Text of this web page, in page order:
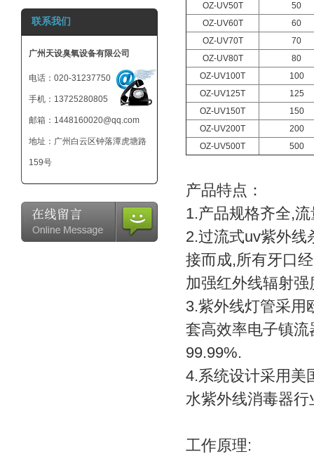
800mg 臭氧发生
外接12V电池
联系我们
广州天设臭氧设备有限公司
电话：020-31237750
手机：13725280805
邮箱：1448160020@qq.com
地址：广州白云区钟落潭虎塘路
159号
OZ-UV50T
50
OZ-UV60T
60
OZ-UV70T
70
OZ-UV80T
80
OZ-UV100T
100
OZ-UV125T
125
OZ-UV150T
150
OZ-UV200T
200
OZ-UV500T
500
产品特点：
1.产品规格齐全,
2.过流式uv紫外线
接而成,所有牙口
加强红外线辐射
3.紫外线灯管采用
套高效率电子镇
99.99%.
4.系统设计采用美
水紫外线消毒器
工作原理: